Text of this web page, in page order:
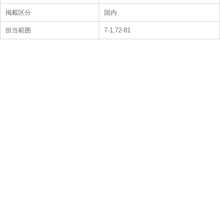
掲載区分 国内
担当範囲 7-1,72-81